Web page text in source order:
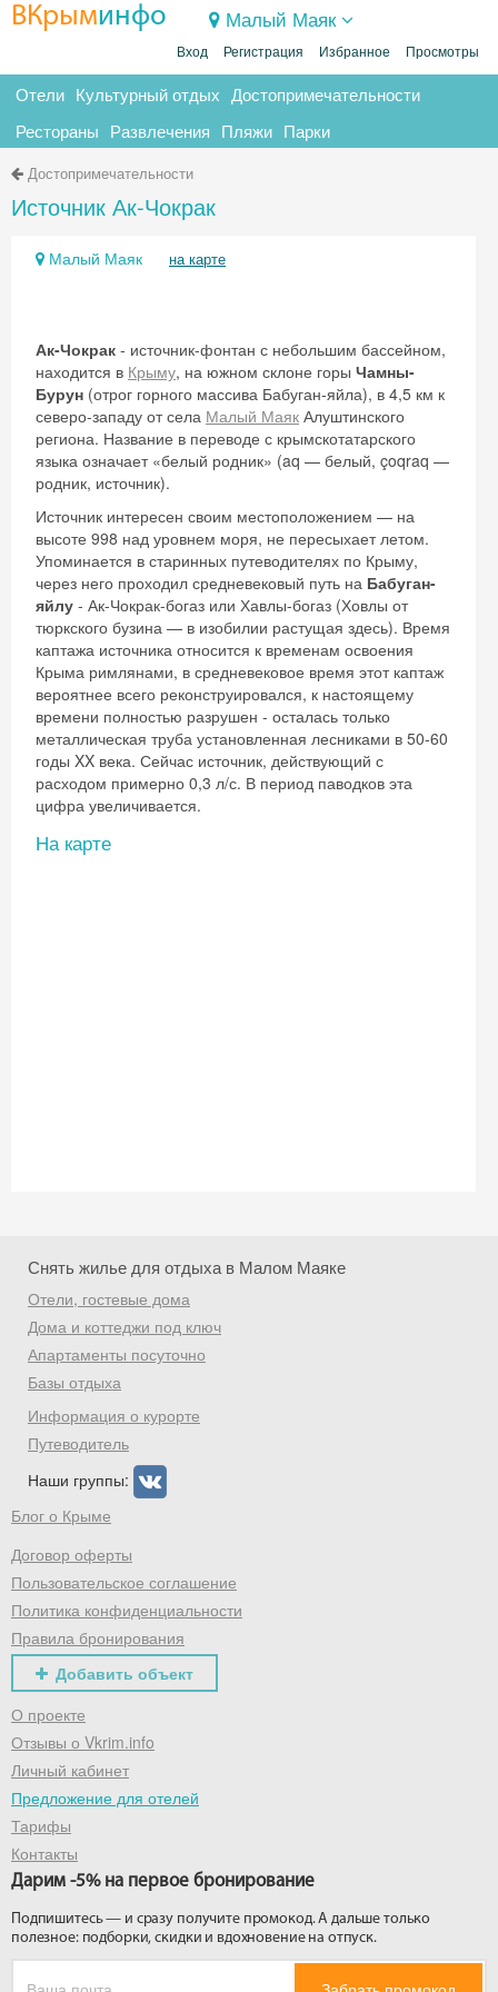
ВКрыминфо Малый Маяк
Вход Регистрация Избранное Просмотры
Отели Культурный отдых Достопримечательности
Рестораны Развлечения Пляжи Парки
Достопримечательности
Источник Ак-Чокрак
Малый Маяк на карте
Ак-Чокрак - источник-фонтан с небольшим бассейном,
находится в Крыму, на южном склоне горы Чамны-
Бурун (отрог горного массива Бабуган-яйла), в 4,5 км к
северо-западу от села Малый Маяк Алуштинского
региона. Название в переводе с крымскотатарского
языка означает «белый родник» (aq — белый, çoqraq —
родник, источник).
Источник интересен своим местоположением — на
высоте 998 над уровнем моря, не пересыхает летом.
Упоминается в старинных путеводителях по Крыму,
через него проходил средневековый путь на Бабуган-
яйлу - Ак-Чокрак-богаз или Хавлы-богаз (Ховлы от
тюркского бузина — в изобилии растущая здесь). Время
каптажа источника относится к временам освоения
Крыма римлянами, в средневековое время этот каптаж
вероятнее всего реконструировался, к настоящему
времени полностью разрушен - осталась только
металлическая труба установленная лесниками в 50-60
годы XX века. Сейчас источник, действующий с
расходом примерно 0,3 л/с. В период паводков эта
цифра увеличивается.
На карте
Снять жилье для отдыха в Малом Маяке
Отели, гостевые дома
Дома и коттеджи под ключ
Апартаменты посуточно
Базы отдыха
Информация о курорте
Путеводитель
Наши группы:
Блог о Крыме
Договор оферты
Пользовательское соглашение
Политика конфиденциальности
Правила бронирования
Добавить объект
О проекте
Отзывы о Vkrim.info
Личный кабинет
Предложение для отелей
Тарифы
Контакты
Дарим -5% на первое бронирование
Подпишитесь — и сразу получите промокод. А дальше только
полезное: подборки, скидки и вдохновение на отпуск.
Получить промокод